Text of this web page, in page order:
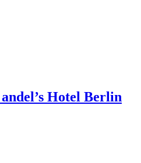
Hotel Berlin